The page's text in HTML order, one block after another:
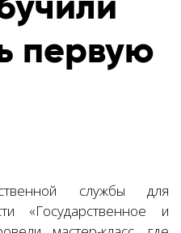
первую
службы для
«Государственное и